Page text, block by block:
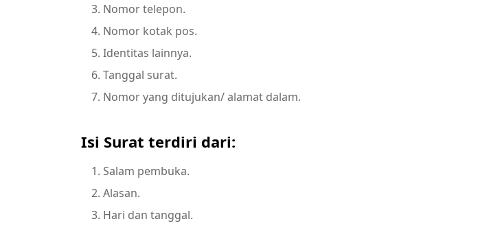
Nomor telepon.
Nomor kotak pos.
Identitas lainnya.
Tanggal surat.
Nomor yang ditujukan/ alamat dalam.
Isi Surat terdiri dari:
Salam pembuka.
Alasan.
Hari dan tanggal.